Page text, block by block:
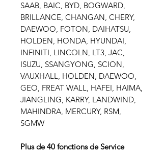
SAAB, BAIC, BYD, BOGWARD,
BRILLANCE, CHANGAN, CHERY,
DAEWOO, FOTON, DAIHATSU,
HOLDEN, HONDA, HYUNDAI,
INFINITI, LINCOLN, LT3, JAC,
ISUZU, SSANGYONG, SCION,
VAUXHALL, HOLDEN, DAEWOO,
GEO, FREAT WALL, HAFEI, HAIMA,
JIANGLING, KARRY, LANDWIND,
MAHINDRA, MERCURY, RSM,
SGMW
Plus de 40 fonctions de Service